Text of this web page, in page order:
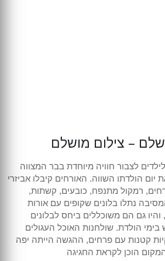
– צילום מושלם
לצבור חוויה מיוחדת בבר המצווה
יום הולדתו השווה. האורחים קיבלו אביזרי
רמקול מתנפח, כובעים, קשתות,
נתלו בלונים שקופים עם אורות
גם הם משוכללים ביחס לבלונים
בימי הולדת. שולחנות האוכל העגולים
קטנות עם פרחים, ההגשה הייתה יפה
הוכן לקראת החגיגה